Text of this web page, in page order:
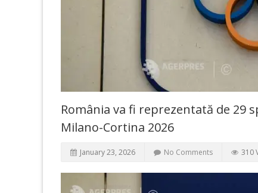
România va fi reprezentată de 29
Milano-Cortina 2026
January 23, 2026 No Comments 310